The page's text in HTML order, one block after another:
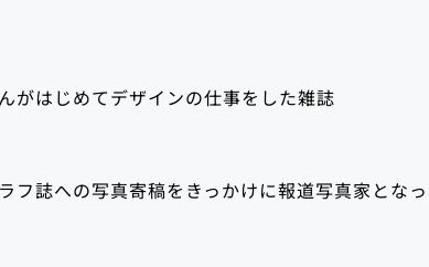
がはじめてデザインの仕事をした雑誌
フ誌への写真寄稿をきっかけに報道写真家となっ